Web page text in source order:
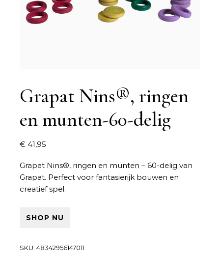
Grapat Nins®, ringen
en munten-60-delig
€ 41,95
Grapat Nins®, ringen en munten – 60-delig van
Grapat. Perfect voor fantasierijk bouwen en
creatief spel.
SHOP NU
SKU: 48342956147011